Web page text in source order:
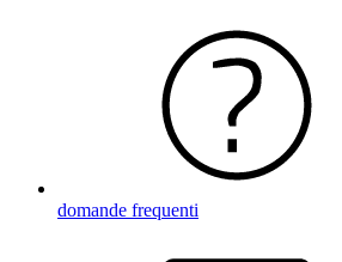
domande frequenti